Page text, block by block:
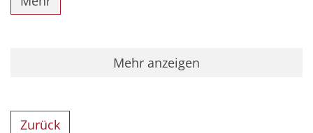
Mehr anzeigen
Zurück